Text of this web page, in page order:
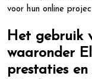
voor hun online
Het gebruik
waaronder
prestaties